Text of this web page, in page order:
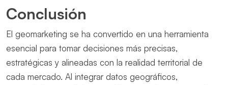
Conclusión
El geomarketing se ha convertido en una herramienta
esencial para tomar decisiones más precisas,
estratégicas y alineadas con la realidad territorial de
cada mercado. Al integrar datos geográficos,